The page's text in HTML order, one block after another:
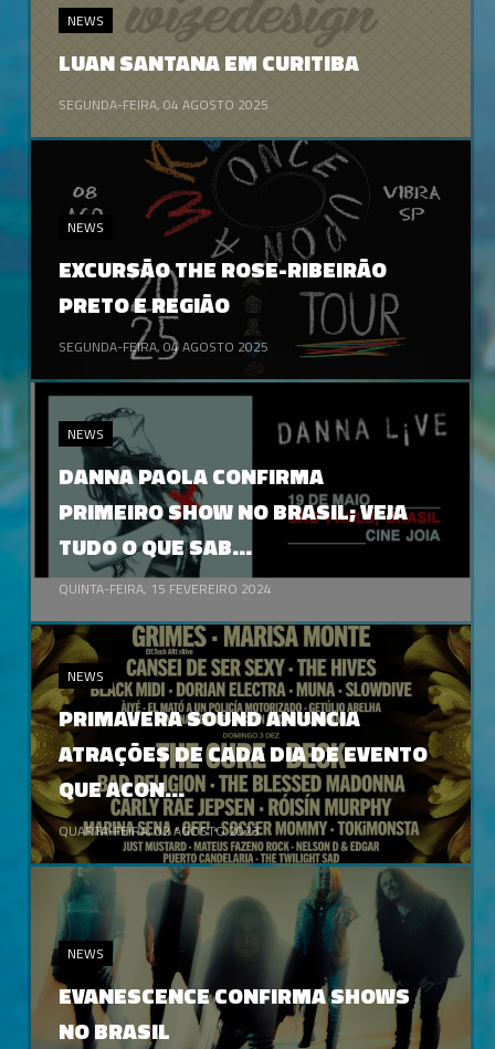
SEGUNDA-FEIRA, 04 AGOSTO 2025
NEWS
LUAN SANTANA EM CURITIBA
SEGUNDA-FEIRA, 04 AGOSTO 2025
NEWS
EXCURSÃO THE ROSE-RIBEIRÃO
PRETO E REGIÃO
QUINTA-FEIRA, 15 FEVEREIRO 2024
NEWS
DANNA PAOLA CONFIRMA
PRIMEIRO SHOW NO BRASIL; VEJA
TUDO O QUE SAB...
QUARTA-FEIRA, 02 AGOSTO 2023
NEWS
PRIMAVERA SOUND ANUNCIA
ATRAÇÕES DE CADA DIA DE EVENTO
QUE ACON...
NEWS
EVANESCENCE CONFIRMA SHOWS
NO BRASIL